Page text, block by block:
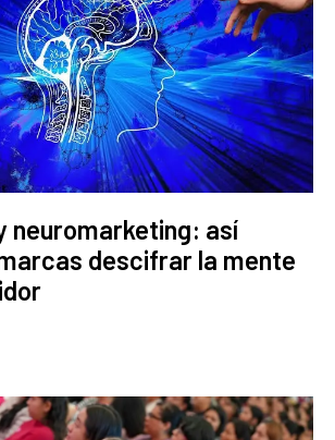
neuromarketing: así
descifrar la mente